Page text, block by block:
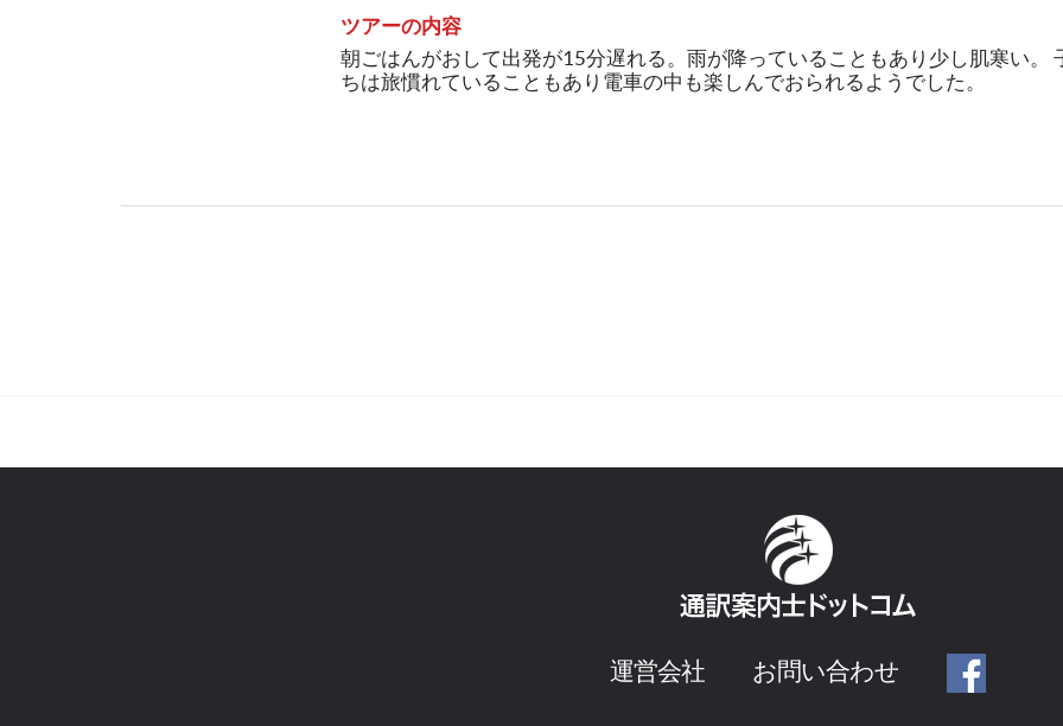
ツアーの内容
朝ごはんがおして出発が15分遅れる。雨が降っていることもあり少し肌寒い。
ちは旅慣れていることもあり電車の中も楽しんでおられるようでした。
運営会社 お問い合わせ